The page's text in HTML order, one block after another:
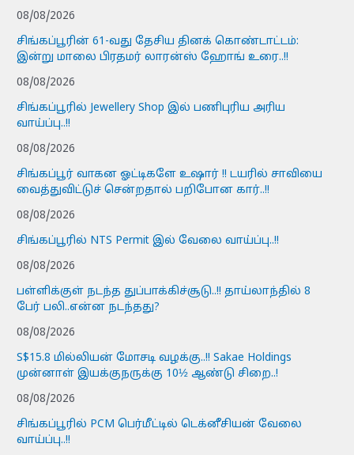
08/08/2026
சிங்கப்பூரின் 61-வது தேசிய தினக் கொண்டாட்டம்:
இன்று மாலை பிரதமர் லாரன்ஸ் ஹோங் உரை..!!
08/08/2026
சிங்கப்பூரில் Jewellery Shop இல் பணிபுரிய அரிய
வாய்ப்பு..!!
08/08/2026
சிங்கப்பூர் வாகன ஓட்டிகளே உஷார் !! டயரில் சாவியை
வைத்துவிட்டுச் சென்றதால் பறிபோன கார்..!!
08/08/2026
சிங்கப்பூரில் NTS Permit இல் வேலை வாய்ப்பு..!!
08/08/2026
பள்ளிக்குள் நடந்த துப்பாக்கிச்சூடு..!! தாய்லாந்தில் 8
பேர் பலி..என்ன நடந்தது?
08/08/2026
S$15.8 மில்லியன் மோசடி வழக்கு..!! Sakae Holdings
முன்னாள் இயக்குநருக்கு 10½ ஆண்டு சிறை..!
08/08/2026
சிங்கப்பூரில் PCM பெர்மீட்டில் டெக்னீசியன் வேலை
வாய்ப்பு..!!